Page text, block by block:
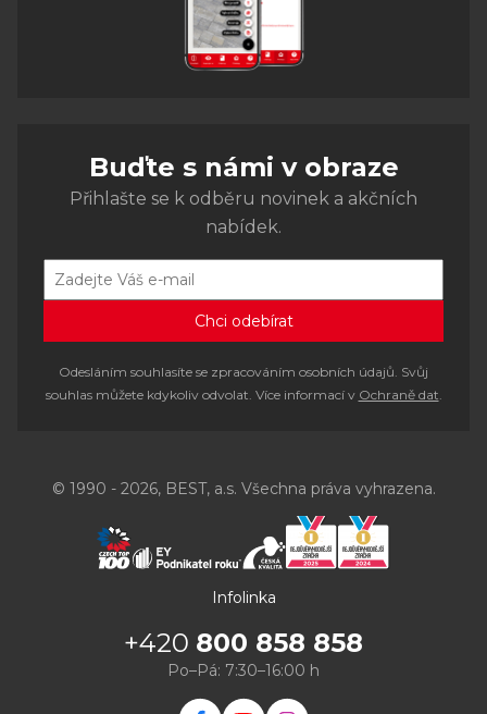
Buďte s námi v obraze
Přihlašte se k odběru novinek a akčních
nabídek.
Odesláním souhlasíte se zpracováním osobních údajů. Svůj
souhlas můžete kdykoliv odvolat. Více informací v Ochraně dat.
© 1990 - 2026, BEST, a.s. Všechna práva vyhrazena.
Infolinka
+420 800 858 858
Po–Pá: 7:30–16:00 h